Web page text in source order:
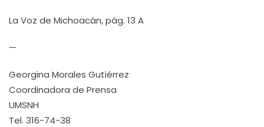
La Voz de Michoacán, pág. 13 A
—
Georgina Morales Gutiérrez
Coordinadora de Prensa
UMSNH
Tel. 316-74-38